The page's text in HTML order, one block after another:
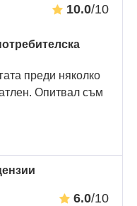
10.0/10
преди няколко
Опитвал съм
6.0/10